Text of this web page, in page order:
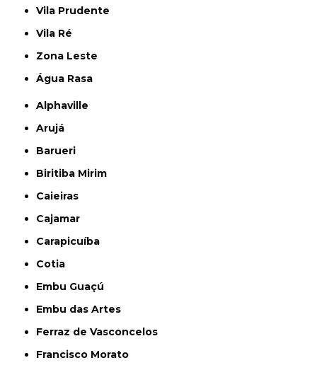
Vila Prudente
Vila Ré
Zona Leste
Água Rasa
Alphaville
Arujá
Barueri
Biritiba Mirim
Caieiras
Cajamar
Carapicuíba
Cotia
Embu Guaçú
Embu das Artes
Ferraz de Vasconcelos
Francisco Morato